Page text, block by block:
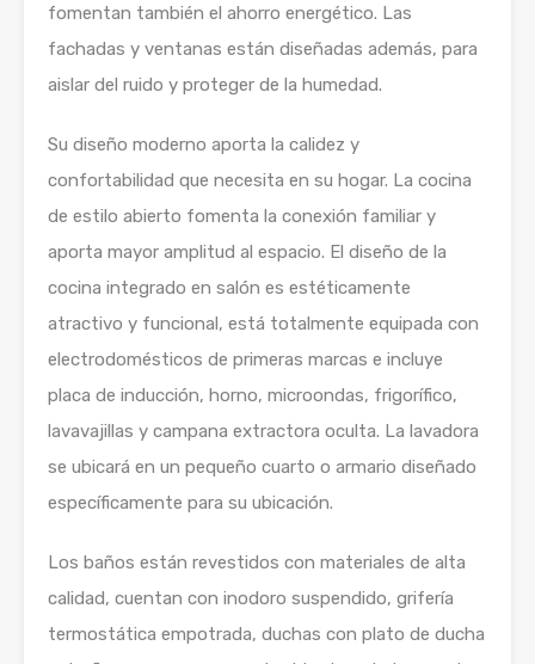
fomentan también el ahorro energético. Las
fachadas y ventanas están diseñadas además, para
aislar del ruido y proteger de la humedad.
Su diseño moderno aporta la calidez y
confortabilidad que necesita en su hogar. La cocina
de estilo abierto fomenta la conexión familiar y
aporta mayor amplitud al espacio. El diseño de la
cocina integrado en salón es estéticamente
atractivo y funcional, está totalmente equipada con
electrodomésticos de primeras marcas e incluye
placa de inducción, horno, microondas, frigorífico,
lavavajillas y campana extractora oculta. La lavadora
se ubicará en un pequeño cuarto o armario diseñado
específicamente para su ubicación.
Los baños están revestidos con materiales de alta
calidad, cuentan con inodoro suspendido, grifería
termostática empotrada, duchas con plato de ducha